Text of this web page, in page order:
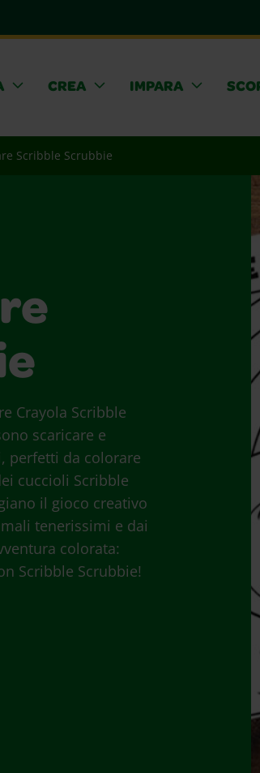
CREA IMPARA
Scribble Scrubbie
Crayola Scribble
scaricare e
perfetti da colorare
cuccioli Scribble
il gioco creativo
tenerissimi e dai
colorata:
Scribble Scrubbie!